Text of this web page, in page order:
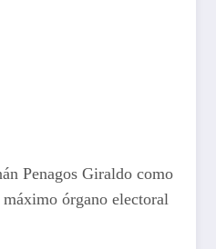
Penagos Giraldo como
órgano electoral